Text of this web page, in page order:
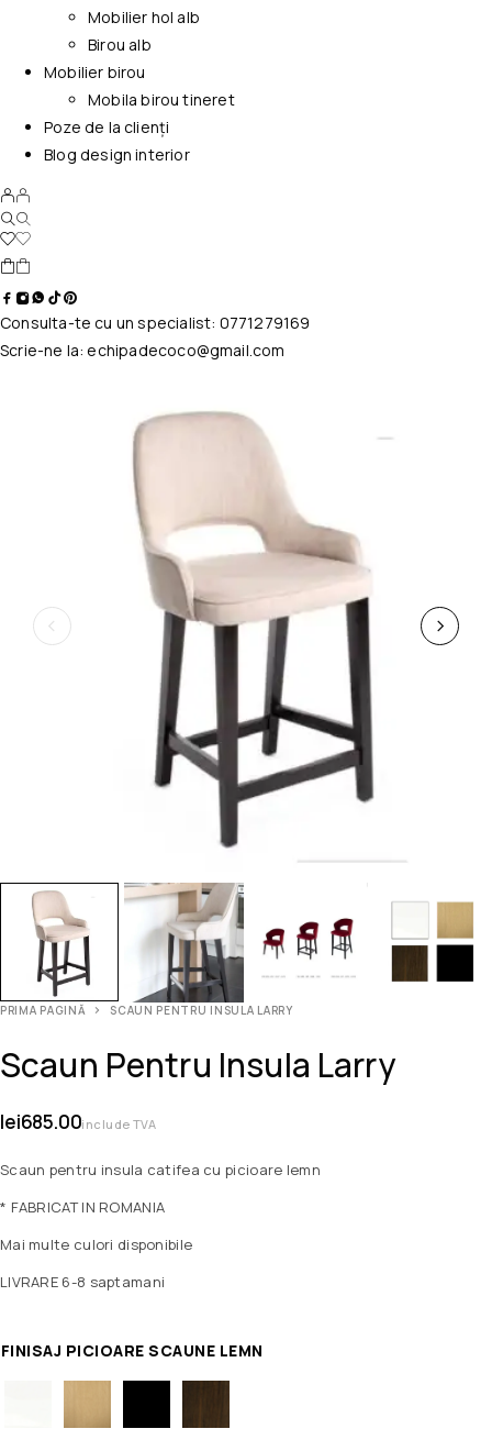
Mobilier hol alb
Birou alb
Mobilier birou
Mobila birou tineret
Poze de la clienți
Blog design interior
Consulta-te cu un specialist: 0771279169
Scrie-ne la:echipadecoco@gmail.com
PRIMA PAGINĂ SCAUN PENTRU INSULA LARRY
Scaun Pentru Insula Larry
lei685.00include TVA
Scaun pentru insula catifea cu picioare lemn
* FABRICAT IN ROMANIA
Mai multe culori disponibile
LIVRARE 6-8 saptamani
FINISAJ PICIOARE SCAUNE LEMN